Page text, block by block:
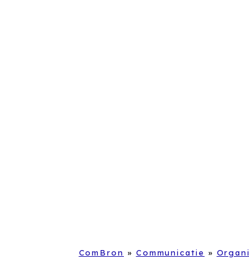
ComBron » Communicatie »